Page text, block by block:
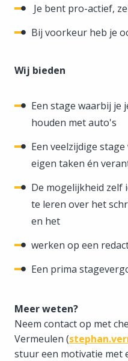
Je bent pro-actief,
Bij voorkeur heb je
Wij bieden
Een stage waarbij je
houden met auto's
Een veelzijdige
eigen taken én
De mogelijkheid zelf
te leren over het
en het
werken op een
Een prima
Meer weten?
Neem contact op met
Vermeulen (
stuur een motivatie met